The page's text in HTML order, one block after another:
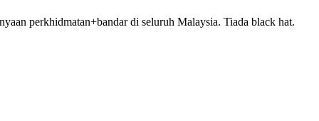
perkhidmatan+bandar di seluruh Malaysia. Tiada black hat.